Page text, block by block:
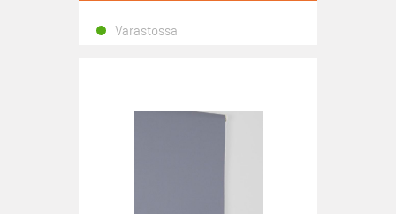
Varastossa